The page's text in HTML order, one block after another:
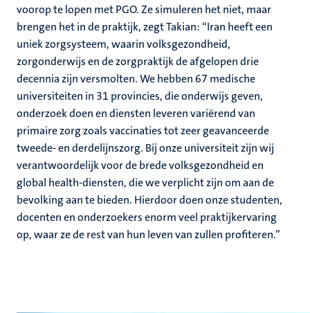
voorop te lopen met PGO. Ze simuleren het niet, maar
brengen het in de praktijk, zegt Takian: “Iran heeft een
uniek zorgsysteem, waarin volksgezondheid,
zorgonderwijs en de zorgpraktijk de afgelopen drie
decennia zijn versmolten. We hebben 67 medische
universiteiten in 31 provincies, die onderwijs geven,
onderzoek doen en diensten leveren variërend van
primaire zorg zoals vaccinaties tot zeer geavanceerde
tweede- en derdelijnszorg. Bij onze universiteit zijn wij
verantwoordelijk voor de brede volksgezondheid en
global health-diensten, die we verplicht zijn om aan de
bevolking aan te bieden. Hierdoor doen onze studenten,
docenten en onderzoekers enorm veel praktijkervaring
op, waar ze de rest van hun leven van zullen profiteren.”